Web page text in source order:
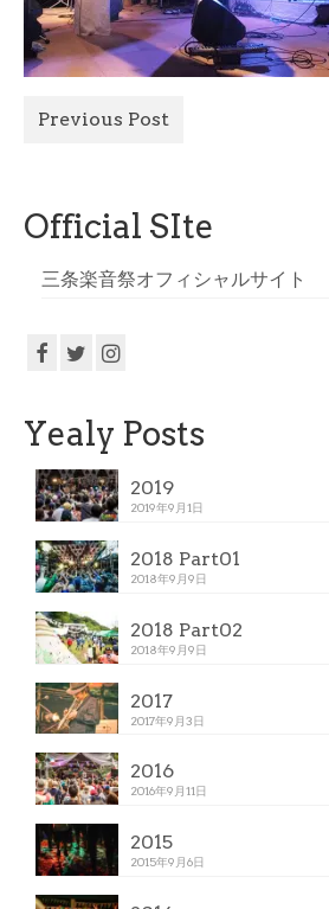
Previous Post
Official SIte
三条楽音祭オフィシャルサイト
Yealy Posts
2019
2019年9月1日
2018 Part01
2018年9月9日
2018 Part02
2018年9月9日
2017
2017年9月3日
2016
2016年9月11日
2015
2015年9月6日